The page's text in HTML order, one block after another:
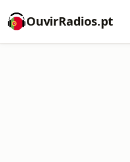
OuvirRadios.pt